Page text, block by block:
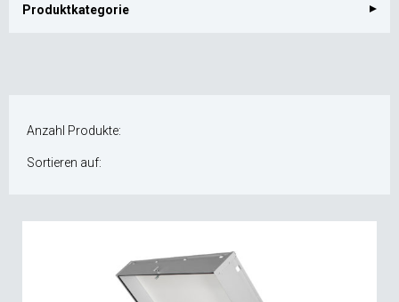
Produktkategorie
Anzahl Produkte:
Sortieren auf: